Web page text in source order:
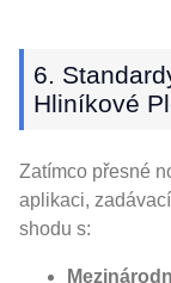
6.
Hliníkové
Zatímco přesné
aplikaci,
shodu s: